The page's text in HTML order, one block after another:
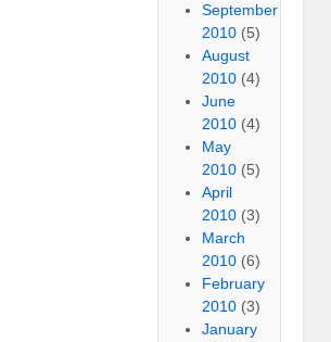
September
2010 (5)
August
2010 (4)
June
2010 (4)
May
2010 (5)
April
2010 (3)
March
2010 (6)
February
2010 (3)
January